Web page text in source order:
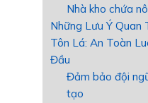
Nhà kho chứa
Những Lưu Ý Quan
Tôn Lá: An Toàn
Đầu
Đảm bảo đội
tạo